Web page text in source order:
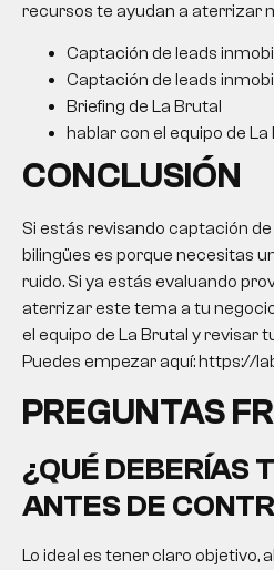
recursos te ayudan a aterrizar
Captación de leads
Captación de leads
Briefing de La Brutal
hablar con el equipo de La
CONCLUSIÓN
Si estás revisando captación
bilingües es porque necesitas
ruido. Si ya estás evaluando
aterrizar este tema a tu
el equipo de La Brutal y revisar
Puedes empezar aquí: https://
PREGUNTAS
¿QUÉ DEBERÍAS
ANTES DE
Lo ideal es tener claro objetivo,